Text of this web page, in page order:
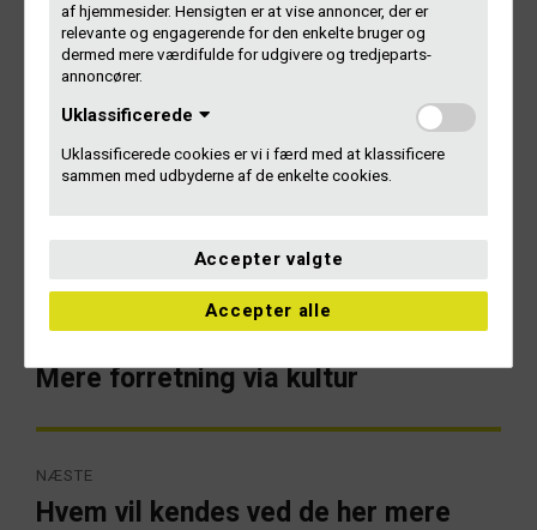
af hjemmesider. Hensigten er at vise annoncer, der er
relevante og engagerende for den enkelte bruger og
dermed mere værdifulde for udgivere og tredjeparts-
annoncører.
Uklassificerede
Uklassificerede cookies er vi i færd med at klassificere
sammen med udbyderne af de enkelte cookies.
Accepter valgte
Accepter alle
Morgenmøderne er støttet af Statens Kunstfond. Tak for
det!
Følg med i FB-gruppen Diversitet i musikbranchen
Læs mere om projektet
Indlægsnavigation
Forrige
Mere forretning via kultur
NÆSTE
Næste
Hvem vil kendes ved de her mere